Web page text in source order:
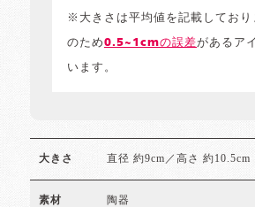
※大きさは平均値を記載しており
のため0.5~1cmの誤差があるア
います。
大きさ 直径 約9cm／高さ 約10.5cm
素材 陶器